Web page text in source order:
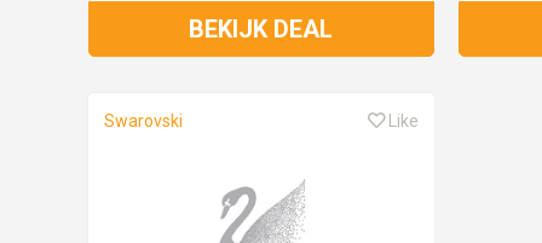
BEKIJK DEAL
Swarovski Like